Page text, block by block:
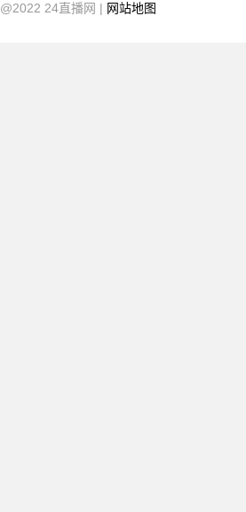
@2022 24直播网 | 网站地图